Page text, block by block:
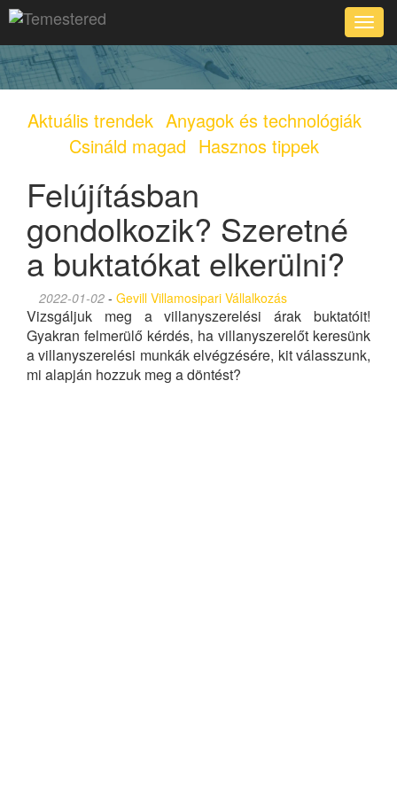
Toggle
Aktuális trendek Anyagok és technológiák
Csináld magad Hasznos tippek
Felújításban
gondolkozik? Szeretné
a buktatókat elkerülni?
2022-01-02 - Gevill Villamosipari Vállalkozás
Vizsgáljuk meg a villanyszerelési árak buktatóit!
Gyakran felmerülő kérdés, ha villanyszerelőt keresünk
a villanyszerelési munkák elvégzésére, kit válasszunk,
mi alapján hozzuk meg a döntést?